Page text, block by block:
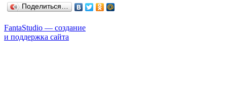
Поделиться…
FantaStudio — cоздание
и поддержка сайта